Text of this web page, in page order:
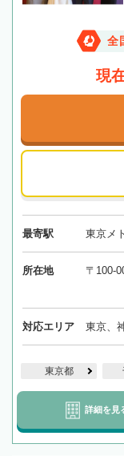
全
現
最寄駅 東京メ
所在地 〒100-
対応エリア 東京、
東京都
詳細を見